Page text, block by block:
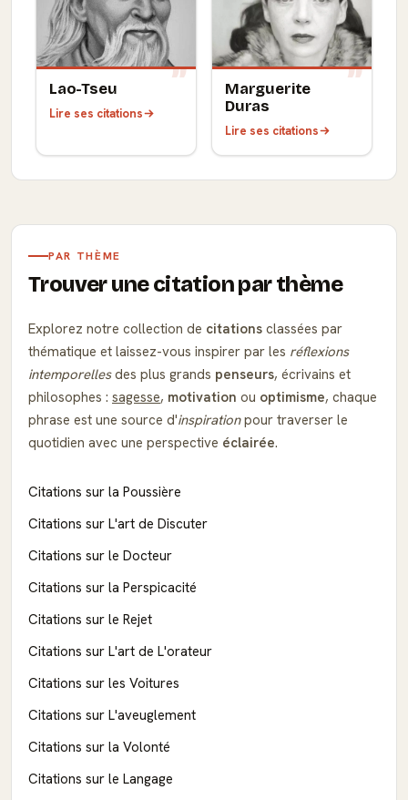
Lao-Tseu
Lire ses citations
Marguerite
Duras
Lire ses citations
PAR THÈME
Trouver une citation par thème
Explorez notre collection de citations classées par
thématique et laissez-vous inspirer par les réflexions
intemporellesdes plus grands penseurs, écrivains et
philosophes : sagesse, motivation ou optimisme, chaque
phrase est une source d'inspirationpour traverser le
quotidien avec une perspective éclairée.
Citations sur la Poussière
Citations sur L'art de Discuter
Citations sur le Docteur
Citations sur la Perspicacité
Citations sur le Rejet
Citations sur L'art de L'orateur
Citations sur les Voitures
Citations sur L'aveuglement
Citations sur la Volonté
Citations sur le Langage